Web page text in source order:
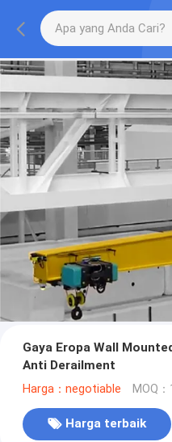
Gaya Eropa Wall
Anti Derailment
Harga：negotiable MOQ
Harga terbaik